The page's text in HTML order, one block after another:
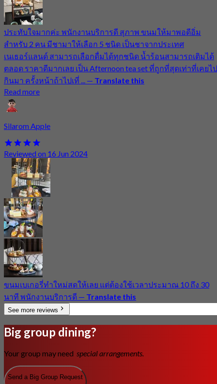
ประทับใจมากค่ะ พนักงานบริการดี สุภาพ ขนมให้มาพอดีอิ่ม
สำหรับ 2 คน มีชามาให้เลือก 5 ชนิด เป็นชาจากประเทศ
เนเธอร์แลนด์ สามารถเลือกดื่มได้ทุกชนิด น้ำร้อนสามารถเติมได้
ตลอด ราคาดีมากเลย เป็น Afternoon tea set ที่ถูกที่สุดเท่าที่เคยไป
กินมา ครั้งหน้าถ้าไปเที่ ... — Translate this
Read more
Silarom Apple
Reviewed on 16 Jun 2024
ขนมเบเกอรี่ทำใหม่สดให้เลย แต่ต้องใช้เวลาประมาณ 10 ถึง 30
นาที พนักงานบริการดี — Translate this
See more reviews
Big group dining?
Your group may need special arrangements.
Send a Big Group Request